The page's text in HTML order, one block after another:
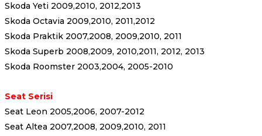
Skoda Yeti 2009,2010, 2012,2013
Skoda Octavia 2009,2010, 2011,2012
Skoda Praktik 2007,2008, 2009,2010, 2011
Skoda Superb 2008,2009, 2010,2011, 2012, 2013
Skoda Roomster 2003,2004, 2005-2010
Seat Serisi
Seat Leon 2005,2006, 2007-2012
Seat Altea 2007,2008, 2009,2010, 2011